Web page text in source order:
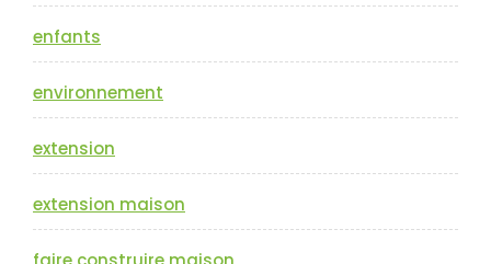
enfants
environnement
extension
extension maison